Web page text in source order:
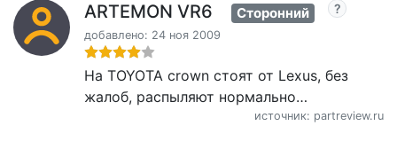
ARTEMON VR6 Сторонний
добавлено: 24 ноя 2009
На TOYOTA crown стоят от Lexus, без
жалоб, распыляют нормально…
источник: partreview.ru